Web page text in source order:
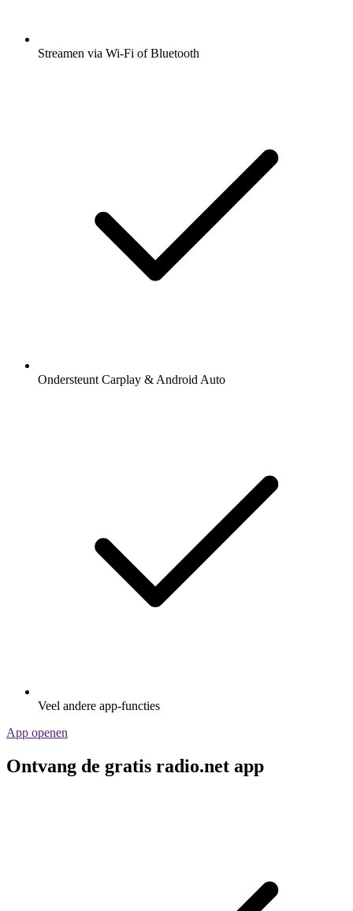
Streamen via Wi-Fi of Bluetooth
Ondersteunt Carplay & Android Auto
Veel andere app-functies
App openen
Ontvang de gratis radio.net app